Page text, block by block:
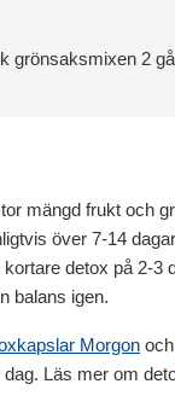
2
mängd frukt och
över 7-14
detox på 2-3
balans igen.
Morgon och
Läs mer om